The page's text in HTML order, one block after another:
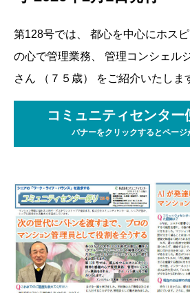
第128号では、 都心を中心にホス
の心で管理業務、 管理コンシェル
さん （７５歳） をご紹介いたしま
コミュニティセンター
バナーをクリックするとページ